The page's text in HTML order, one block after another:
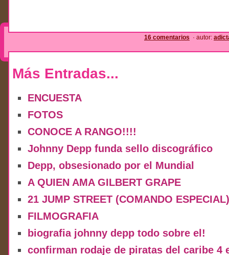
16 comentarios · autor:
Más Entradas...
ENCUESTA
FOTOS
CONOCE A RANGO!!!!
Johnny Depp funda sello discográfico
Depp, obsesionado por el Mundial
A QUIEN AMA GILBERT GRAPE
21 JUMP STREET (COMANDO ESPECIAL)
FILMOGRAFIA
biografia johnny depp todo sobre el!
confirman rodaje de piratas del caribe 4